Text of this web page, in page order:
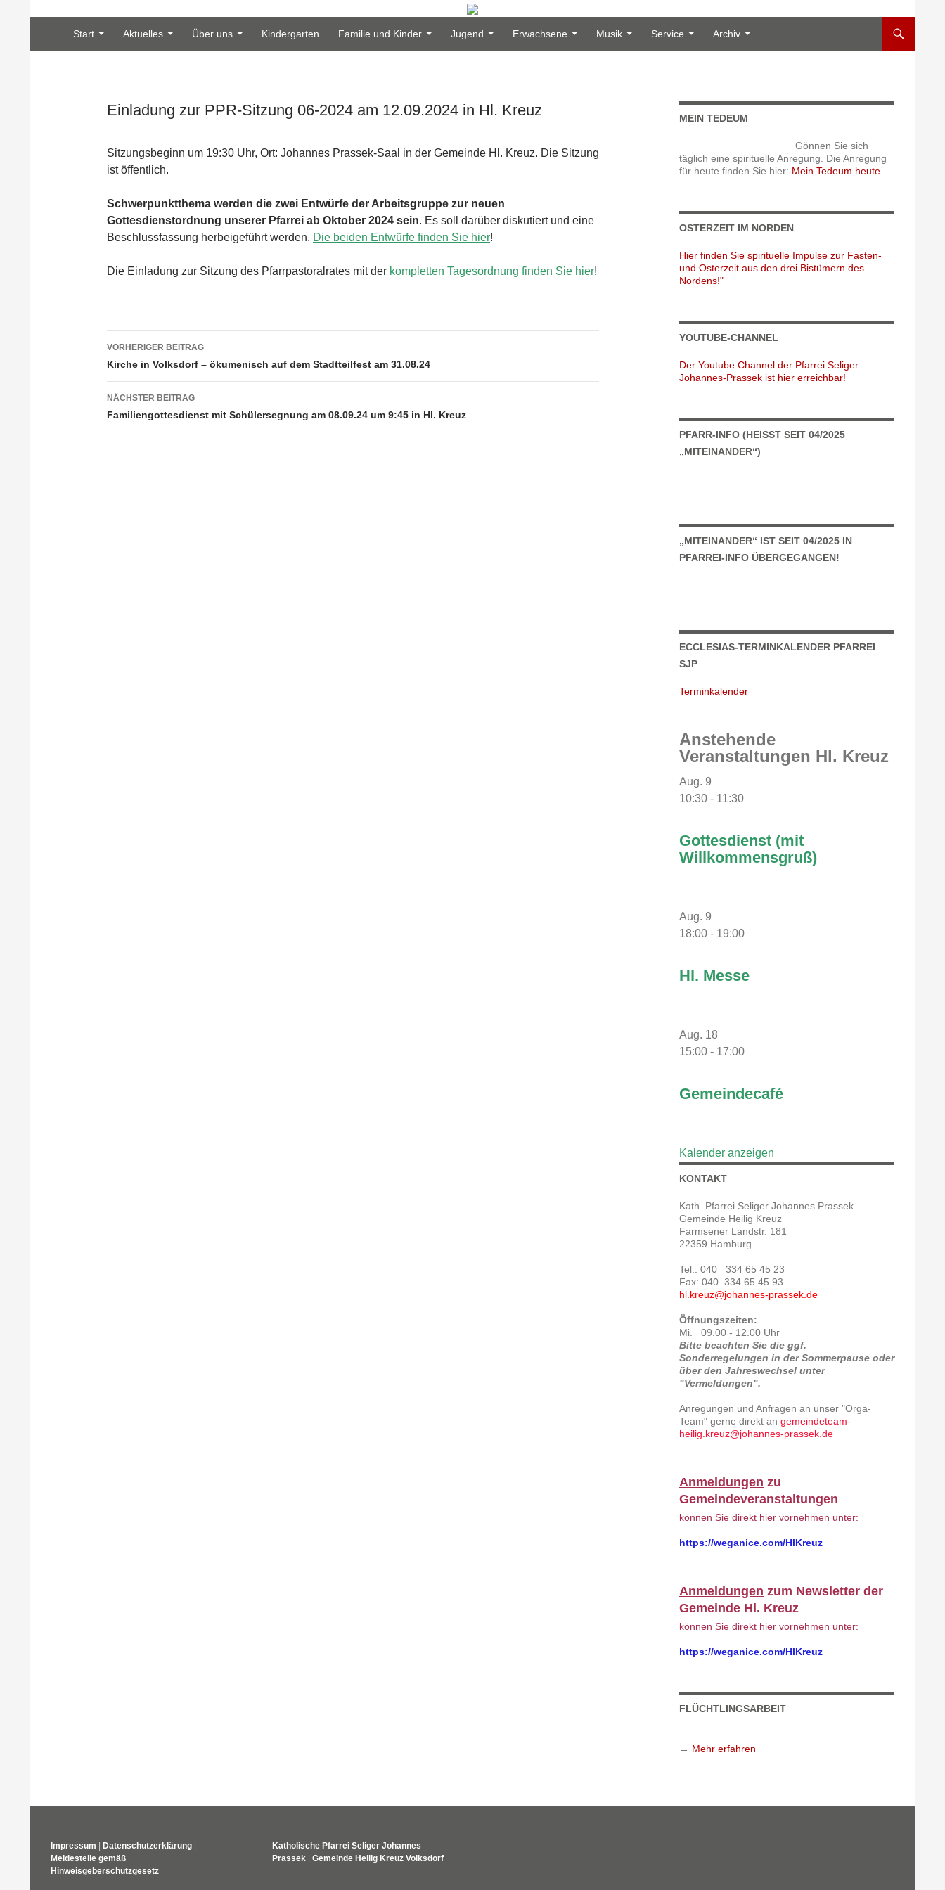
Heilig Kreuz Volksdorf
Start
Aktuelles Über uns Kindergarten Familie und Kinder Jugend Erwachsene Musik Service Archiv
Einladung zur PPR-Sitzung 06-2024 am 12.09.2024 in Hl. Kreuz
Sitzungsbeginn um 19:30 Uhr, Ort: Johannes Prassek-Saal in der Gemeinde Hl. Kreuz. Die Sitzung
ist öffentlich.
Schwerpunktthema werden die zwei Entwürfe der Arbeitsgruppe zur neuen
Gottesdienstordnung unserer Pfarrei ab Oktober 2024 sein. Es soll darüber diskutiert und eine
Beschlussfassung herbeigeführt werden. Die beiden Entwürfe finden Sie hier!
Die Einladung zur Sitzung des Pfarrpastoralrates mit der kompletten Tagesordnung finden Sie hier!
Beitragsnavigation
VORHERIGER BEITRAG
Kirche in Volksdorf – ökumenisch auf dem Stadtteilfest am 31.08.24
NÄCHSTER BEITRAG
Familiengottesdienst mit Schülersegnung am 08.09.24 um 9:45 in Hl. Kreuz
MEIN TEDEUM
Gönnen Sie sich
täglich eine spirituelle Anregung. Die Anregung
für heute finden Sie hier: Mein Tedeum heute
OSTERZEIT IM NORDEN
Hier finden Sie spirituelle Impulse zur Fasten-
und Osterzeit aus den drei Bistümern des
Nordens!"
YOUTUBE-CHANNEL
Der Youtube Channel der Pfarrei Seliger
Johannes-Prassek ist hier erreichbar!
PFARR-INFO (HEISST SEIT 04/2025 „
MITEINANDER“)
„MITEINANDER“ IST SEIT 04/2025 IN
PFARREI-INFO ÜBERGEGANGEN!
ECCLESIAS-TERMINKALENDER PFARREI
SJP
Terminkalender
Anstehende
Veranstaltungen Hl. Kreuz
Aug. 9
10:30 - 11:30
Gottesdienst (mit
Willkommensgruß)
Aug. 9
18:00 - 19:00
Hl. Messe
Aug. 18
15:00 - 17:00
Gemeindecafé
Kalender anzeigen
KONTAKT
Kath. Pfarrei Seliger Johannes Prassek
Gemeinde Heilig Kreuz
Farmsener Landstr. 181
22359 Hamburg
Tel.: 040 334 65 45 23
Fax: 040 334 65 45 93
hl.kreuz@johannes-prassek.de
Öffnungszeiten:
Mi. 09.00 - 12.00 Uhr
Bitte beachten Sie die ggf.
Sonderregelungen in der Sommerpause oder
über den Jahreswechsel unter
"Vermeldungen".
Anregungen und Anfragen an unser "Orga-
Team" gerne direkt an gemeindeteam-
heilig.kreuz@johannes-prassek.de
Anmeldungen zu
Gemeindeveranstaltungen
können Sie direkt hier vornehmen unter:
https://weganice.com/HlKreuz
Anmeldungen zum Newsletter der
Gemeinde Hl. Kreuz
können Sie direkt hier vornehmen unter:
https://weganice.com/HlKreuz
FLÜCHTLINGSARBEIT
→ Mehr erfahren
Impressum Datenschutzerklärung
Meldestelle gemäß
Hinweisgeberschutzgesetz
Katholische Pfarrei Seliger Johannes
Prassek
Gemeinde Heilig Kreuz Volksdorf